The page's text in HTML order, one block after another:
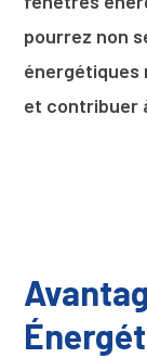
pourrez non
énergétiques
et contribuer